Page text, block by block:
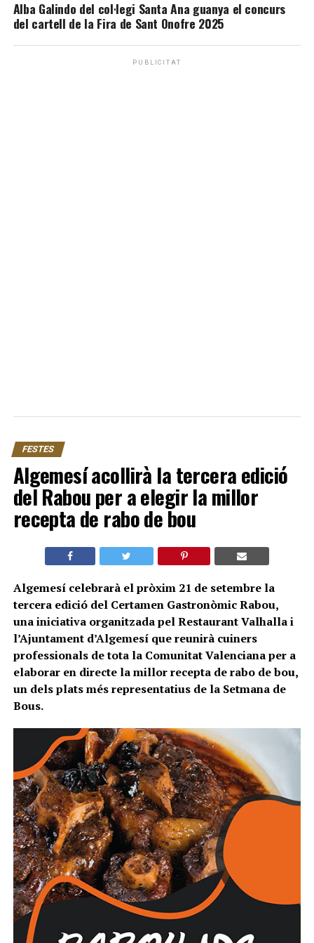
Alba Galindo del col·legi Santa Ana guanya el concurs
del cartell de la Fira de Sant Onofre 2025
PUBLICITAT
FESTES
Algemesí acollirà la tercera edició
del Rabou per a elegir la millor
recepta de rabo de bou
Algemesí celebrarà el pròxim 21 de setembre la
tercera edició del Certamen Gastronòmic Rabou,
una iniciativa organitzada pel Restaurant Valhalla i
l’Ajuntament d’Algemesí que reunirà cuiners
professionals de tota la Comunitat Valenciana per a
elaborar en directe la millor recepta de rabo de bou,
un dels plats més representatius de la Setmana de
Bous.